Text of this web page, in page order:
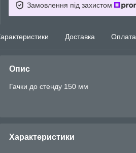
Замовлення під захистом
Доставка Оплата
Опис
Гачки до стенду 150 мм
Характеристики